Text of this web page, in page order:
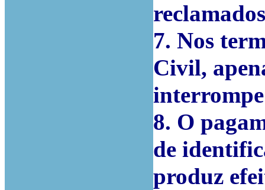
7. Nos
Civil,
8. O
de
produz